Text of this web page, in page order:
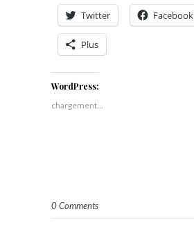
Twitter Facebook
Plus
WordPress:
chargement…
0 Comments